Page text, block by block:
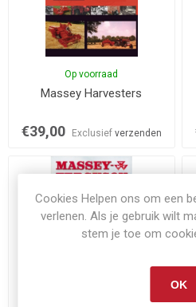
Op voorraad
Massey Harvesters
€39,00 Exclusief verzenden
Cookies Helpen ons om een
verlenen. Als je gebruik wilt
stem je toe om
OK